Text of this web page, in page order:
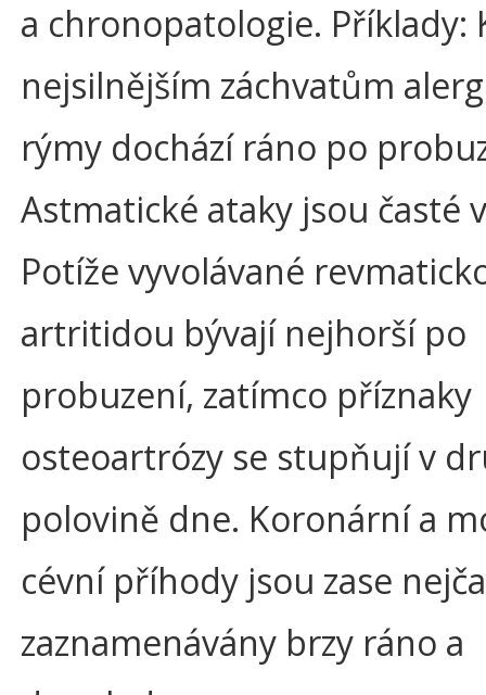
a chronopatologie. Příklady:
nejsilnějším záchvatům
rýmy dochází ráno po
Astmatické ataky jsou časté
Potíže vyvolávané
artritidou bývají nejhorší po
probuzení, zatímco příznaky
osteoartrózy se stupňují v
polovině dne. Koronární a
cévní příhody jsou zase
zaznamenávány brzy ráno a